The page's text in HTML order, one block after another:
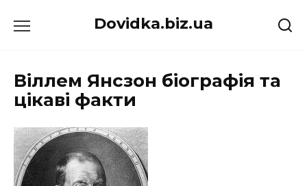
до
Dovidka.biz.ua
Віллем Янсзон біографія та
цікаві факти